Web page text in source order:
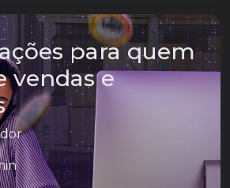
para quem
vendas e